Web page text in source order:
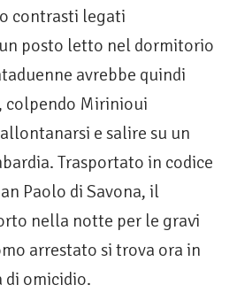
contrasti legati
posto letto nel dormitorio
avrebbe quindi
Mirinioui
e salire su un
Trasportato in codice
Paolo di Savona, il
nella notte per le gravi
arrestato si trova ora in
di omicidio.